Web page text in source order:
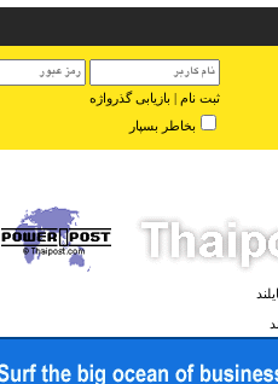
ثبت نام بازیابی گذرواژه
بخاطر بسپار